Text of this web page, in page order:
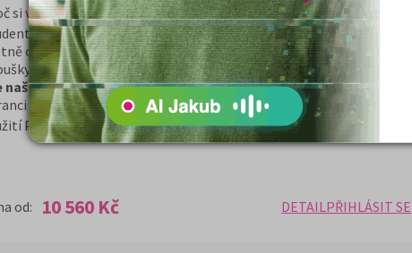
si vybrat tento balíček?
získává kompletní přípravu na písemnou i ústní část zkoušky,
celkového přehledu. Cílem kurzu je naučit se zvládnutí náročné
jak řešit strategii testů formou cvičení a návodů k přípravě.
našich obchodních podmínek –u nultých ročníků poskytujeme
vrácení peněz v případě nepřijetí na daný obor
Programu GARANCE, je pro studenty velkou výhodou.
od: 10 560 Kč DETAILPŘIHLÁSIT SE